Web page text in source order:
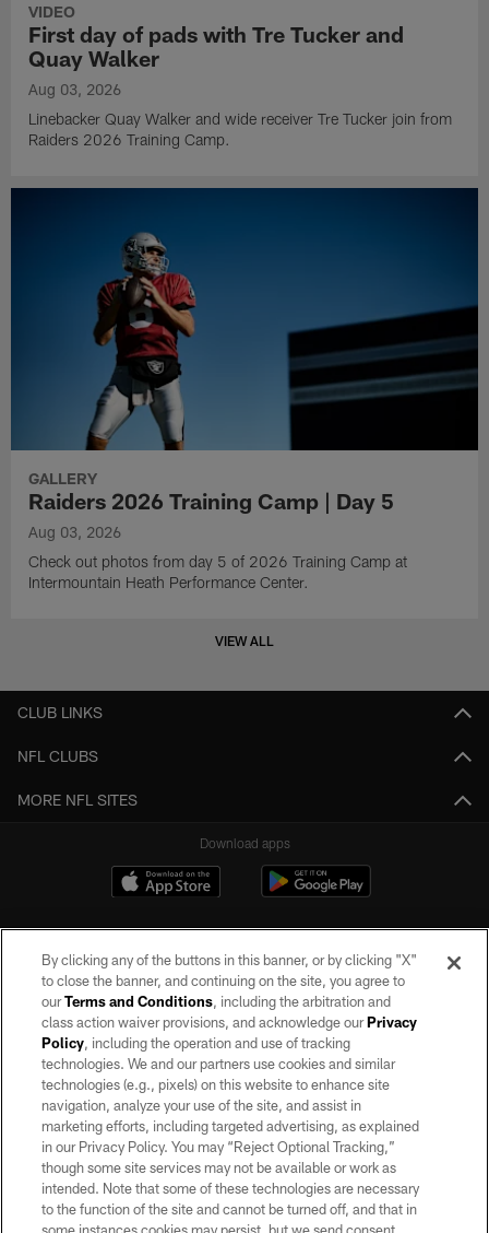
VIDEO
First day of pads with Tre Tucker and
Quay Walker
Aug 03, 2026
Linebacker Quay Walker and wide receiver Tre Tucker join from
Raiders 2026 Training Camp.
GALLERY
Raiders 2026 Training Camp | Day 5
Aug 03, 2026
Check out photos from day 5 of 2026 Training Camp at
Intermountain Heath Performance Center.
VIEW ALL
CLUB LINKS
NFL CLUBS
MORE NFL SITES
Download apps
©2026 by the Las Vegas Raiders. All rights reserved. No portion of this site
may be reproduced without the express written permission of the Las Vegas
Raiders.
PRIVACY POLICY
TERMS OF SERVICE
ACCESSIBILITY
AD CHOICES
By clicking any of the buttons in this banner, or by clicking "X"
to close the banner, and continuing on the site, you agree to
ourTerms and Conditions, including the arbitration and
class action waiver provisions, and acknowledge ourPrivacy
Policy, including the operation and use of tracking
technologies. We and our partners use cookies and similar
technologies (e.g., pixels) on this website to enhance site
navigation, analyze your use of the site, and assist in
marketing efforts, including targeted advertising, as explained
in our Privacy Policy. You may “Reject Optional Tracking,”
though some site services may not be available or work as
intended. Note that some of these technologies are necessary
to the function of the site and cannot be turned off, and that in